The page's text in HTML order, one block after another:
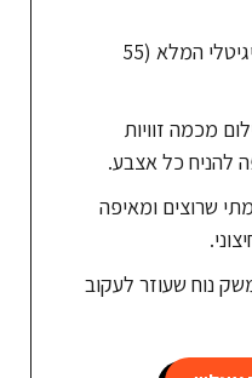
גישה לכל החיים לקורס הדיגיטלי המלא (55
מכמה זוויות
להניח כל אצבע.
שרוצים ומאיפה
נוח שעוזר לעקוב